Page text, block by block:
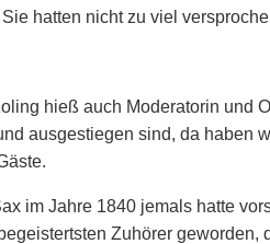
hatten nicht zu viel
hieß auch Moderatorin und
ausgestiegen sind, da haben
im Jahre 1840 jemals hatte
Zuhörer geworden,